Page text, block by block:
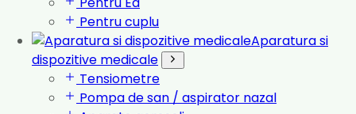
Pentru cuplu
Aparatura si
dispozitive medicale
Tensiometre
Pompa de san / aspirator nazal